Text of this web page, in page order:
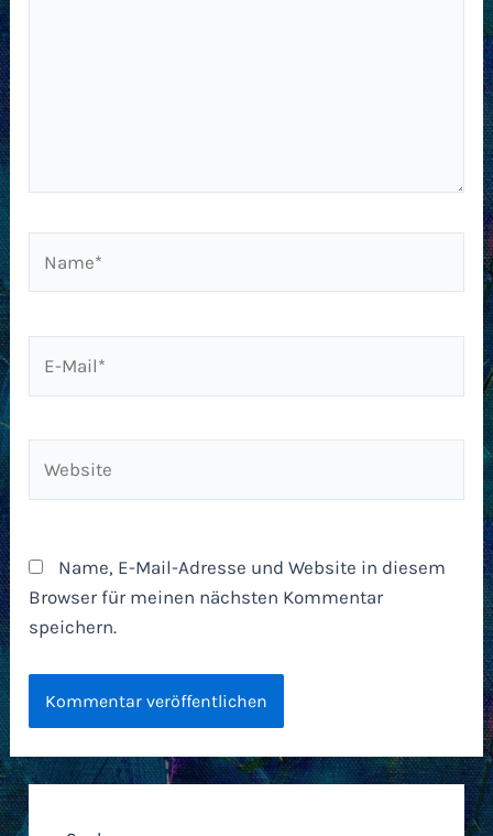
Mail*
Name, E-Mail-Adresse und Website in diesem
Browser für meinen nächsten Kommentar
speichern.